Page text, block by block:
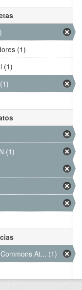
(1)
(1)
(1)
At... (1)